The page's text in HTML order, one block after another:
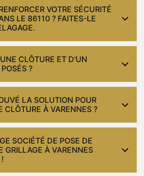
VOTRE SÉCURITÉ
LE 86110 ? FAITES-LE
CLÔTURE ET D'UN
?
LA SOLUTION POUR
CLÔTURE À VARENNES ?
SOCIÉTÉ DE POSE DE
GRILLAGE À VARENNES